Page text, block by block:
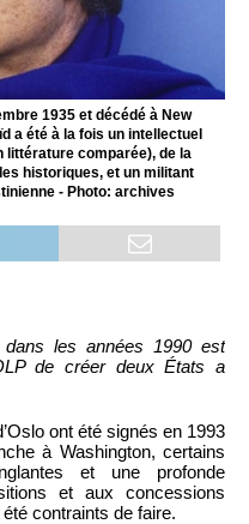
1935 et décédé à New
a été à la fois un intellectuel
littérature comparée), de la
historiques, et un militant
- Photo: archives
dans les années 1990 est
de créer deux États a
ont été signés en 1993
à Washington, certains
et une profonde
et aux concessions
contraints de faire.